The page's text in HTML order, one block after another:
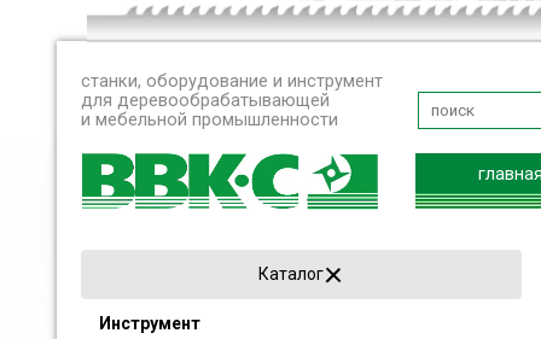
станки, оборудование и инструмент
для деревообрабатывающей
и мебельной промышленности
главная
Каталог
Инструмент